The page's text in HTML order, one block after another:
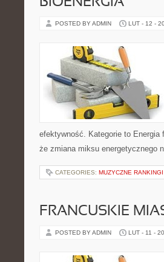
POSTED BY ADMIN LUT - 12 -
efektywność. Kategorie to
że zmiana miksu energetycznego
CATEGORIES: MUZYCZNE
FRANCUSKIE
POSTED BY ADMIN LUT - 11 -